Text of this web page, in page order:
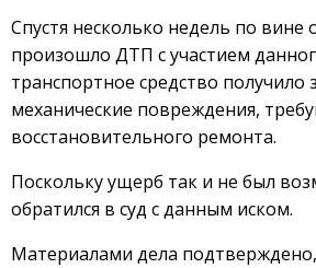
Спустя несколько недель по вине
произошло ДТП с участием
транспортное средство получило
механические повреждения,
восстановительного ремонта.
Поскольку ущерб так и не был
обратился в суд с данным иском.
Материалами дела